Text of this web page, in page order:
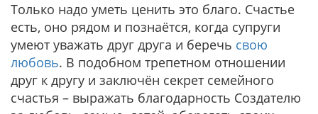
Только надо уметь ценить это благо. Счастье
есть, оно рядом и познаётся, когда супруги
умеют уважать друг друга и беречь свою
любовь. В подобном трепетном отношении
друг к другу и заключён секрет семейного
счастья – выражать благодарность Создателю